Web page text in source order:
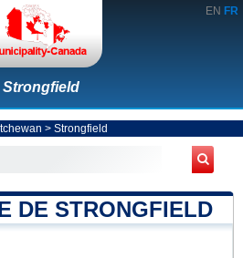
EN FR
Strongfield
> Strongfield
DE STRONGFIELD